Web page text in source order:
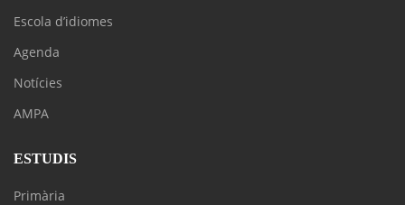
Escola d’idiomes
Agenda
Notícies
AMPA
ESTUDIS
Primària